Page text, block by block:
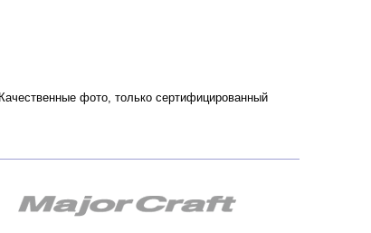
фото, только сертифицированный